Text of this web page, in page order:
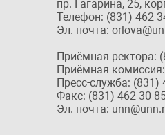
пр. Гагарина, 25,
Телефон: (831) 462
Эл. почта:
Приёмная ректора:
Приёмная
Пресс-служба: (831)
Факс: (831) 462 30
Эл. почта: